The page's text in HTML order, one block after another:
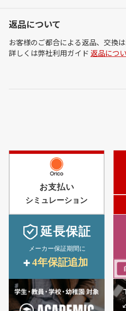
返品について
お客様のご都合による返品、交換は
詳しくは弊社利用ガイド 返品につ